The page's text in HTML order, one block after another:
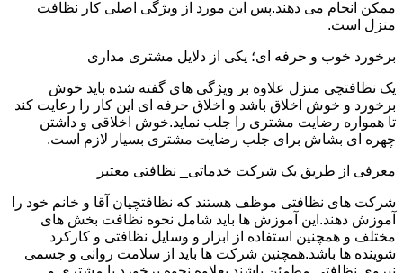
ممکن انجام می دهند.پس این مورد از ویژگی اصلی کار نظافت
منزل است.
برخورد خوب و حرفه ای؛ یکی از دلایل مشتری مداری
یک نظافتچی منزل علاوه بر ویژگی های گفته شده باید خوش
برخورد و خوش اخلاق باشد و اخلاق حرفه ای این کار را رعایت کند
تا همواره رضایت مشتری را جلب نماید.خوش اخلاقی و داشتن
چهره ای بشاش برای جلب رضایت مشتری بسیار لازم است.
معرفی از طریق یک شرکت خدماتی_ نظافتی معتبر
شرکت های نظافتی موظف هستند که نظافتچیان آقا و خانم خود را
آموزش دهند.این آموزش ها باید شامل نحوه نظافت بخش های
مختلف و همچنین استفاده از ابزار و وسایل نظافتی و کارکرد
شوینده ها باشد.همچنین شرکت ها باید از سلامت روانی و جسمی